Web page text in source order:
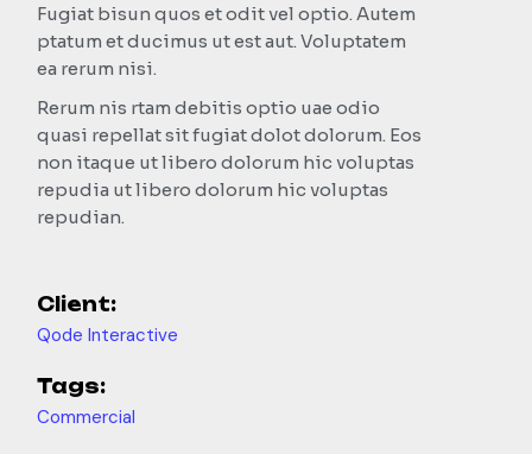
Fugiat bisun quos et odit vel optio. Autem
ptatum et ducimus ut est aut. Voluptatem
ea rerum nisi.
Rerum nis rtam debitis optio uae odio
quasi repellat sit fugiat dolot dolorum. Eos
non itaque ut libero dolorum hic voluptas
repudia ut libero dolorum hic voluptas
repudian.
Client:
Qode Interactive
Tags:
Commercial